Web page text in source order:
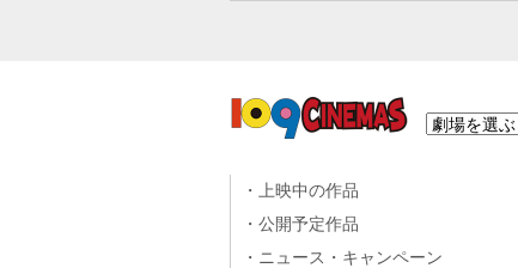
上映中の作品
公開予定作品
ニュース・キャンペーン